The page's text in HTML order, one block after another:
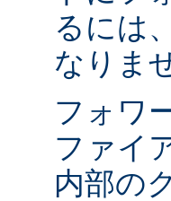
るには
なりま
フォワ
ファイ
内部の